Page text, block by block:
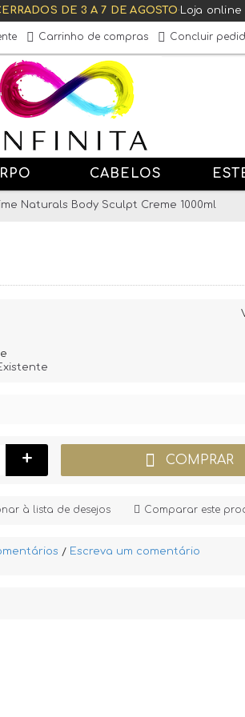
DE 3 A 7 DE AGOSTO· Loja
Carrinho de compras Concluir
CABELOS
Naturals Body Sculpt Creme 1000ml
+ COMPRAR
à lista de desejos Comparar este
/ Escreva um comentário